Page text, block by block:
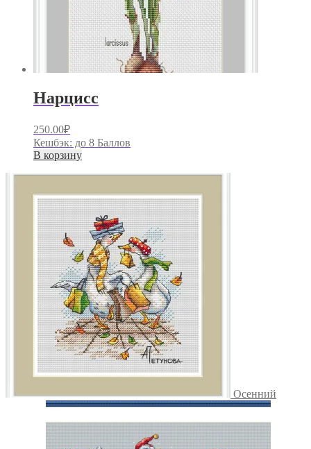
Нарцисс
250.00₽
Кешбэк: до 8 Баллов
В корзину
Осенний